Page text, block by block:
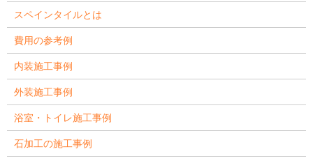
スペインタイルとは
費用の参考例
内装施工事例
外装施工事例
浴室・トイレ施工事例
石加工の施工事例